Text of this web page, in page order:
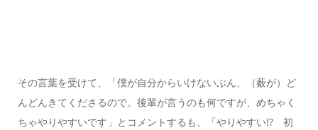
その言葉を受けて、「僕が自分からいけないぶん、（薮が）ど
んどんきてくださるので。後輩が言うのも何ですが、めちゃく
ちゃやりやすいです」とコメントするも、「やりやすい!? 初